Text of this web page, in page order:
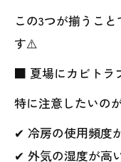
この3つが揃うこ
す⚠️
■ 夏場にカビトラ
特に注意したいの
✔ 冷房の使用頻度
✔ 外気の湿度が高